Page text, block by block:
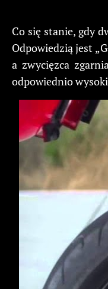
Co się stanie, gdy
Odpowiedzią jest
a zwycięzca
odpowiednio